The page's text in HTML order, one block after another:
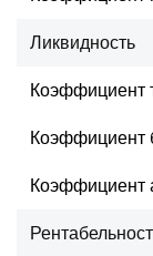
Ликвидность
Коэффициент
Коэффициент
Коэффициент